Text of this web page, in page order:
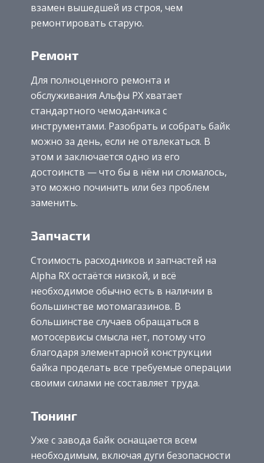
взамен вышедшей из строя, чем
ремонтировать старую.
Ремонт
Для полноценного ремонта и
обслуживания Альфы РХ хватает
стандартного чемоданчика с
инструментами. Разобрать и собрать байк
можно за день, если не отвлекаться. В
этом и заключается одно из его
достоинств — что бы в нём ни сломалось,
это можно починить или без проблем
заменить.
Запчасти
Стоимость расходников и запчастей на
Alpha RX остаётся низкой, и всё
необходимое обычно есть в наличии в
большинстве мотомагазинов. В
большинстве случаев обращаться в
мотосервисы смысла нет, потому что
благодаря элементарной конструкции
байка проделать все требуемые операции
своими силами не составляет труда.
Тюнинг
Уже с завода байк оснащается всем
необходимым, включая дуги безопасности